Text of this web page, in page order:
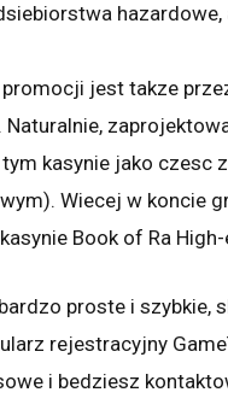
jest takze
kasynie jako czesc
Wiecej w koncie
Book of Ra High-
proste i szybkie,
rejestracyjny
i bedziesz